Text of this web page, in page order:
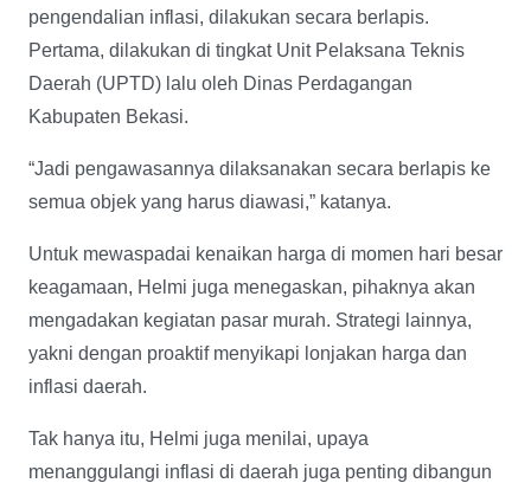
pengendalian inflasi, dilakukan secara berlapis.
Pertama, dilakukan di tingkat Unit Pelaksana Teknis
Daerah (UPTD) lalu oleh Dinas Perdagangan
Kabupaten Bekasi.
“Jadi pengawasannya dilaksanakan secara berlapis ke
semua objek yang harus diawasi,” katanya.
Untuk mewaspadai kenaikan harga di momen hari besar
keagamaan, Helmi juga menegaskan, pihaknya akan
mengadakan kegiatan pasar murah. Strategi lainnya,
yakni dengan proaktif menyikapi lonjakan harga dan
inflasi daerah.
Tak hanya itu, Helmi juga menilai, upaya
menanggulangi inflasi di daerah juga penting dibangun